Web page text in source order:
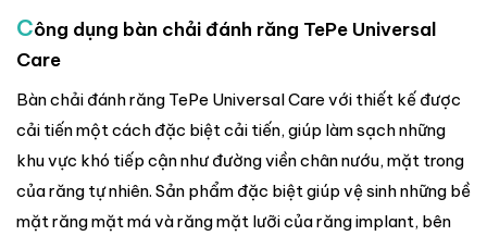
Công dụng bàn chải đánh răng TePe Universal
Care
Bàn chải đánh răng TePe Universal Care với thiết kế được
cải tiến một cách đặc biệt cải tiến, giúp làm sạch những
khu vực khó tiếp cận như đường viền chân nướu, mặt trong
của răng tự nhiên. Sản phẩm đặc biệt giúp vệ sinh những bề
mặt răng mặt má và răng mặt lưỡi của răng implant, bên